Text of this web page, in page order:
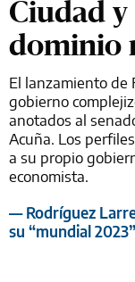
Ciudad
dominio
El lanzamiento de
gobierno
anotados al
Acuña. Los
a su propio
economista.
— Rodríguez
su “mundial 2023”